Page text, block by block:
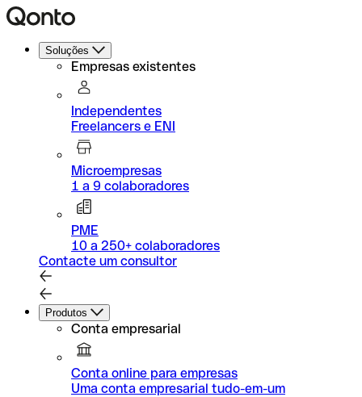
Soluções
Empresas existentes
Independentes
Freelancers e ENI
Microempresas
1 a 9 colaboradores
PME
10 a 250+ colaboradores
Contacte um consultor
Produtos
Conta empresarial
Conta online para empresas
Uma conta empresarial tudo-em-um